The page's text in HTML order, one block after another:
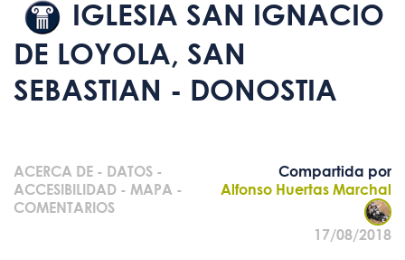
IGLESIA SAN IGNACIO
DE LOYOLA, SAN
SEBASTIAN - DONOSTIA
ACERCA DE - DATOS -
ACCESIBILIDAD - MAPA -
COMENTARIOS
Compartida por
Alfonso Huertas Marchal
17/08/2018